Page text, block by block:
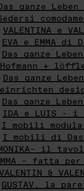
ganze
VALENTINA e
EVA e EMMA
Das ganze
Hofmann +
Das ganze
einrichten
Das ganze
IDA e LUIS - i
I mobili
I mobili di Das
il
– fatta
VALENTIN &
GUSTAV, la